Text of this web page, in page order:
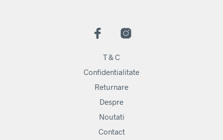
T & C
Confidentialitate
Returnare
Despre
Noutati
Contact